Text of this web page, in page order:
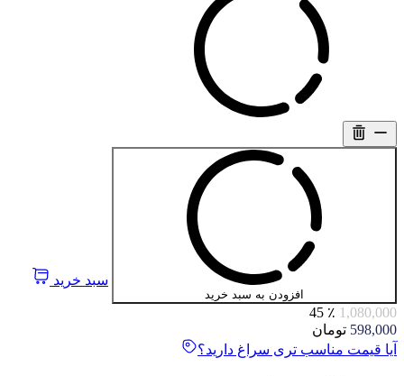
افزودن به سبد خرید
سبد خرید
1,080,000 ٪ 45
598,000 تومان
آیا قیمت مناسب تری سراغ دارید؟